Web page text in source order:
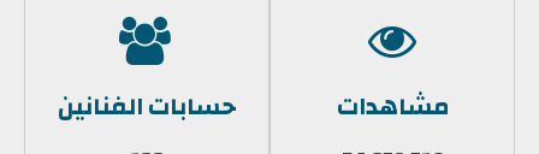
مشاهدات حسابات الفنانين